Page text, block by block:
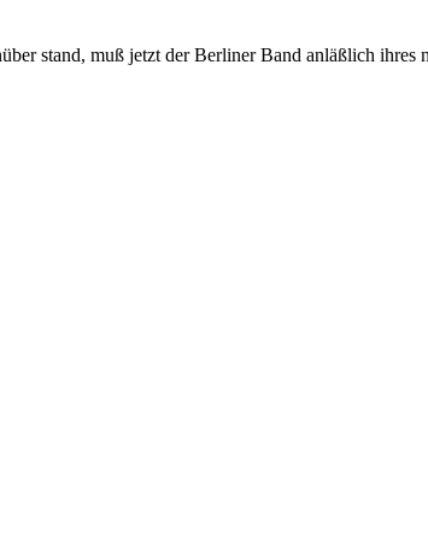
stand, muß jetzt der Berliner Band anläßlich ihres